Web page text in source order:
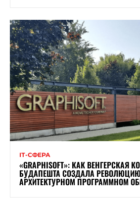
ІТ-СФЕРА
«GRAPHISOFT»: КАК ВЕНГЕРСКАЯ
БУДАПЕШТА СОЗДАЛА
АРХИТЕКТУРНОМ ПРОГРАММНОМ